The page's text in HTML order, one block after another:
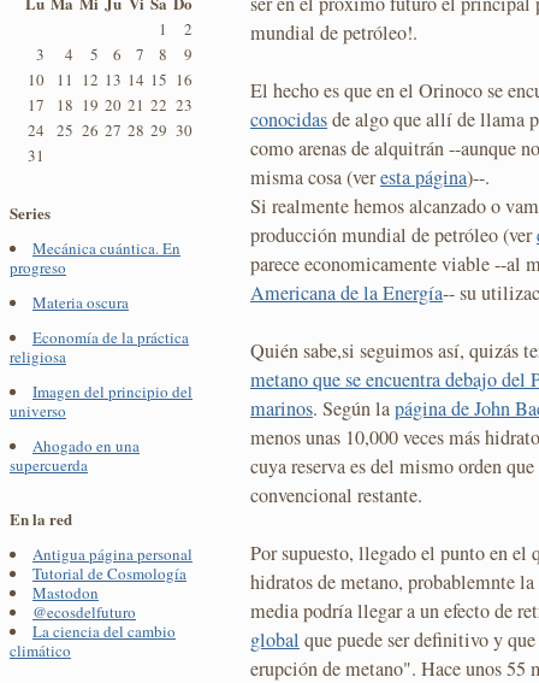
1
2
3
4 5 6 7 8
9
10
11 12 13 14 15 16
17
18 19 20 21 22 23
24
25 26 27 28 29 30
31
Series
Mecánica cuántica. En
progreso
Materia oscura
Economía de la práctica
religiosa
Imagen del principio del
universo
Ahogado en una
supercuerda
En la red
Antigua página personal
Tutorial de Cosmología
Mastodon
@ecosdelfuturo
La ciencia del cambio
climático
mundial de petróleo!.
El hecho es que en el Orinoco se
conocidasde algo que allí de llama
como arenas de alquitrán --aunque
misma cosa (veresta página)--.
Si realmente hemos alcanzado o
producción mundial de petróleo (ver
parece economicamente viable --al
Americana de la Energía-- su
Quién sabe,si seguimos así, quizás
metano que se encuentra debajo
marinos. Según lapágina de John
menos unas 10,000 veces más
cuya reserva es del mismo orden
convencional restante.
Por supuesto, llegado el punto en el
hidratos de metano, probablemnte
media podría llegar a un efecto de
global que puede ser definitivo y
erupción de metano". Hace unos 55